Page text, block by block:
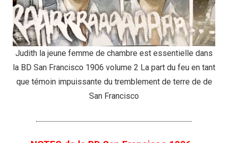
Judith la jeune femme de chambre est essentielle dans
la BD San Francisco 1906 volume 2 La part du feu en tant
que témoin impuissante du tremblement de terre de de
San Francisco